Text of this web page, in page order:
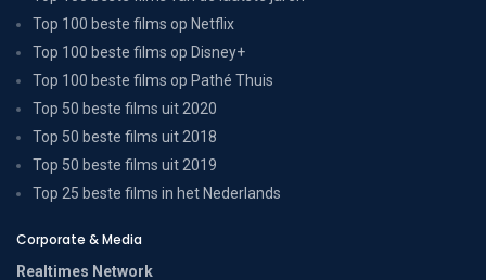
Top 100 beste films op Netflix
Top 100 beste films op Disney+
Top 100 beste films op Pathé Thuis
Top 50 beste films uit 2020
Top 50 beste films uit 2018
Top 50 beste films uit 2019
Top 25 beste films in het Nederlands
Corporate & Media
Realtimes Network